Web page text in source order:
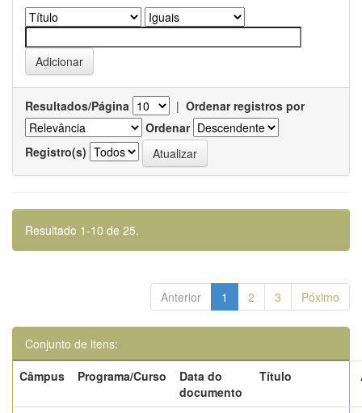
Resultados/Página | Ordenar registros por
Ordenar
Registro(s)
Resultado 1-10 de 25.
Anterior 1 2 3 Póximo
Conjunto de itens:
Câmpus
Programa/Curso
Data do
documento
Título